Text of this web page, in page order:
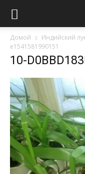
Домой Индийский
e1541581990151
10-